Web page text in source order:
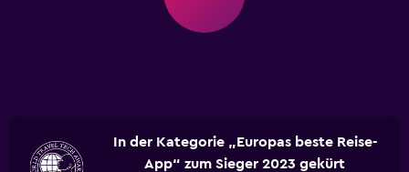
In der Kategorie „Europas beste Reise-
App“ zum Sieger 2023 gekürt